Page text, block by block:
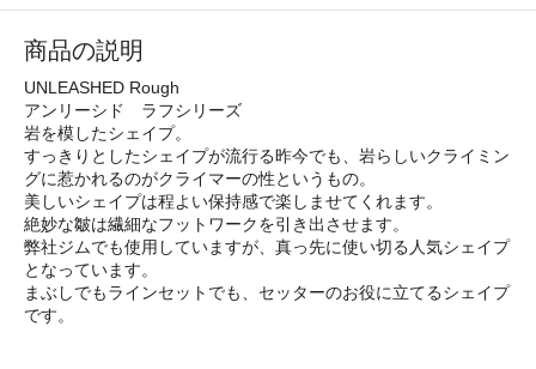
商品の説明
UNLEASHED Rough
アンリーシド ラフシリーズ
岩を模したシェイプ。
すっきりとしたシェイプが流行る昨今でも、岩らしいクライミン
グに惹かれるのがクライマーの性というもの。
美しいシェイプは程よい保持感で楽しませてくれます。
絶妙な皺は繊細なフットワークを引き出させます。
弊社ジムでも使用していますが、真っ先に使い切る人気シェイプ
となっています。
まぶしでもラインセットでも、セッターのお役に立てるシェイプ
です。